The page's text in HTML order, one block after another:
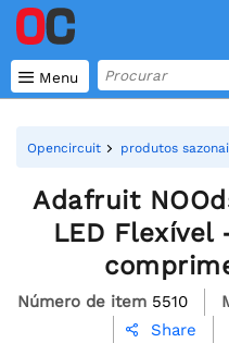
 Menu
Opencircuit produtos
Adafruit
LED Flexível
Número de item 5510
 Share